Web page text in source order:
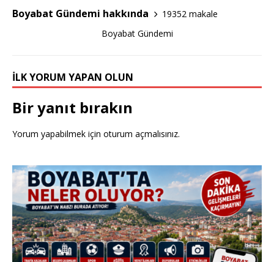
o
k
Boyabat Gündemi hakkında
19352 makale
Boyabat Gündemi
İLK YORUM YAPAN OLUN
Bir yanıt bırakın
Yorum yapabilmek için oturum açmalısınız.